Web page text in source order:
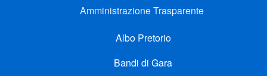
Amministrazione Trasparente
Albo Pretorio
Bandi di Gara